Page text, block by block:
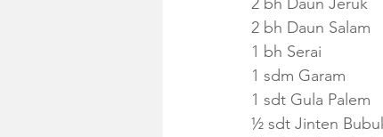
2 bh Daun Salam
1 bh Serai
1 sdm Garam
1 sdt Gula Palem
½ sdt Jinten